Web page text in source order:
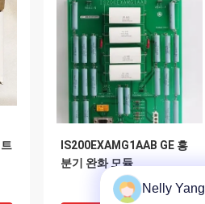
IS200EXAMG1AAB GE 흥
분기 완화 모듈
Nelly Yang